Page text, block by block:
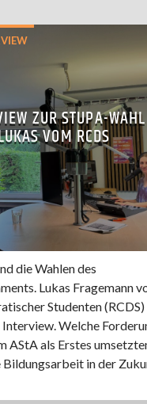
90,9 MHzSteinfurt
ZUR STUPA-
VOM RCDS
die Wahlen des
Lukas Fragemann
Studenten
Interview. Welche
AStA als Erstes
in der